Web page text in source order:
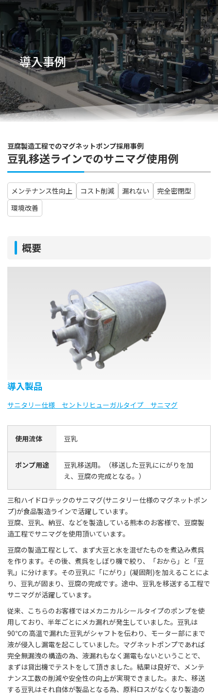
導入事例
豆腐製造工程でのマグネットポンプ採用事例
豆乳移送ラインでのサニマグ使用例
メンテナンス性向上 コスト削減 漏れない
完全密閉型
環境改善
概要
導入製品
サニタリー仕様 セントリヒューガルタイプ サニマグ
使用流体 豆乳
ポンプ用途
豆乳移送用。（移送した豆乳ににがりを加
え、豆腐の完成となる。）
三和ハイドロテックのサニマグ(サニタリー仕様のマグネットポン
プ)が食品製造ラインで活躍しています。
豆腐、豆乳、納豆、などを製造している熊本のお客様で、豆腐製
造工程でサニマグを使用頂いています。
豆腐の製造工程として、まず大豆と水を混ぜたものを煮込み煮呉
を作ります。その後、煮呉をしぼり機で絞り、「おから」と「豆
乳」に分けます。その豆乳に「にがり」(凝固剤)を加えることによ
り、豆乳が固まり、豆腐の完成です。途中、豆乳を移送する工程で
サニマグが活躍しています。
従来、こちらのお客様ではメカニカルシールタイプのポンプを使
用しており、半年ごとにメカ漏れが発生していました。豆乳は
90℃の高温で漏れた豆乳がシャフトを伝わり、モーター部にまで
液が侵入し漏電を起こしていました。マグネットポンプであれば
完全無漏洩の構造の為、液漏れもなく漏電もないということで、
まずは貸出機でテストをして頂きました。結果は良好で、メンテ
ナンス工数の削減や安全性の向上が実現できました。また、移送
する豆乳はそれ自体が製品となる為、原料ロスがなくなり製造の